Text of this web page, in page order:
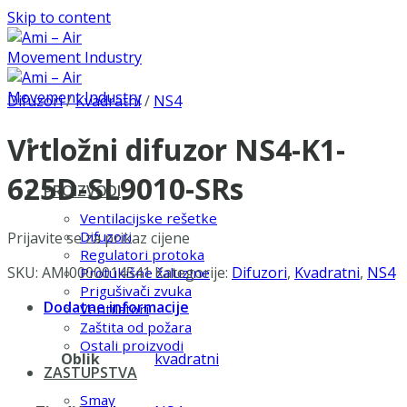
Skip to content
PROIZVODI
Ventilacijske rešetke
Difuzori
Regulatori protoka
Protukišne žaluzine
Prigušivači zvuka
Ventilatori
Zaštita od požara
Ostali proizvodi
ZASTUPSTVA
Smay
Difuzori/Kvadratni/ NS4
Vrtložni difuzor NS4-K1-
625D-SL9010-SRs
Prijavite se za prikaz cijene
SKU: AMI0000014541 Kategorije: Difuzori, Kvadratni, NS4
Dodatne informacije
Oblik kvadratni